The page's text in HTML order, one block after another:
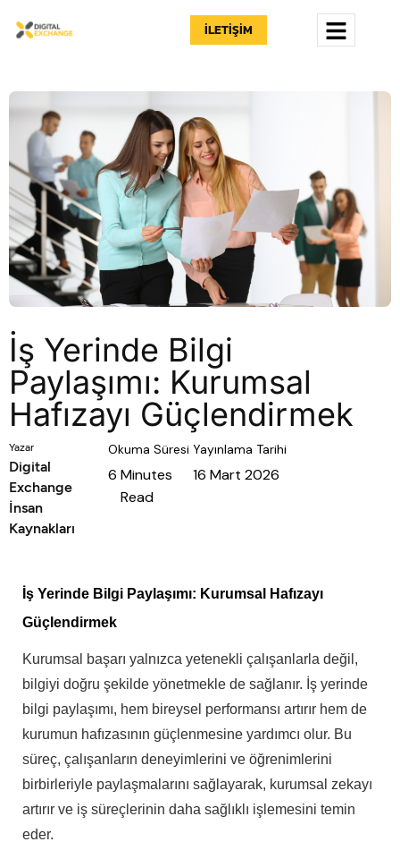
İLETIŞIM
İş Yerinde Bilgi
Paylaşımı: Kurumsal
Hafızayı Güçlendirmek
Yazar
Digital
Exchange
İnsan
Kaynakları
Okuma Süresi
6 Minutes
Read
Yayınlama Tarihi
16 Mart 2026
İş Yerinde Bilgi Paylaşımı: Kurumsal Hafızayı
Güçlendirmek
Kurumsal başarı yalnızca yetenekli çalışanlarla değil,
bilgiyi doğru şekilde yönetmekle de sağlanır. İş yerinde
bilgi paylaşımı, hem bireysel performansı artırır hem de
kurumun hafızasının güçlenmesine yardımcı olur. Bu
süreç, çalışanların deneyimlerini ve öğrenimlerini
birbirleriyle paylaşmalarını sağlayarak, kurumsal zekayı
artırır ve iş süreçlerinin daha sağlıklı işlemesini temin
eder.